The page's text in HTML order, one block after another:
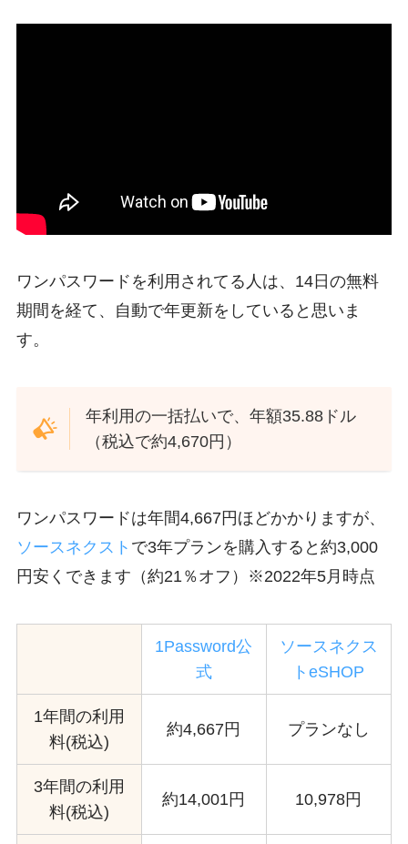
ワンパスワードを利用されてる人は、14日の無料
期間を経て、自動で年更新をしていると思いま
す。
年利用の一括払いで、年額35.88ドル
（税込で約4,670円）
ワンパスワードは年間4,667円ほどかかりますが、
ソースネクスト で3年プランを購入すると約3,000
円安くできます（約21％オフ）※2022年5月時点
1Password公
式
ソースネクス
トeSHOP
1年間の利用
料(税込)
約4,667円 プランなし
3年間の利用
料(税込)
約14,001円 10,978円